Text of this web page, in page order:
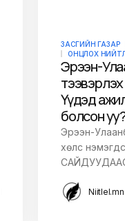
ЗАСГИЙН ГАЗАР
ОНЦЛОХ
Эрээн-
тээвэрлэх
Үүдэд
болсон
Эрээн-
хөлс
Niitlel.mn